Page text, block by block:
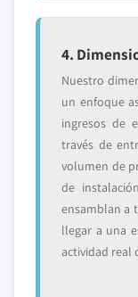
4.
Nuestro
un enfoque
ingresos de
través de
volumen de
de
ensamblan a
llegar a una
actividad real